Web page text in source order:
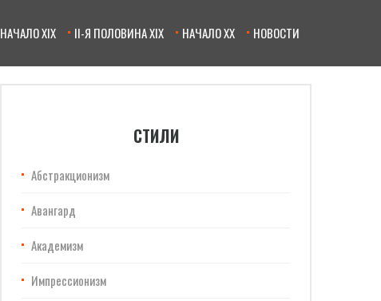
НАЧАЛО XIX II-Я ПОЛОВИНА XIX НАЧАЛО XX НОВОСТИ
СТИЛИ
Абстракционизм
Авангард
Академизм
Импрессионизм